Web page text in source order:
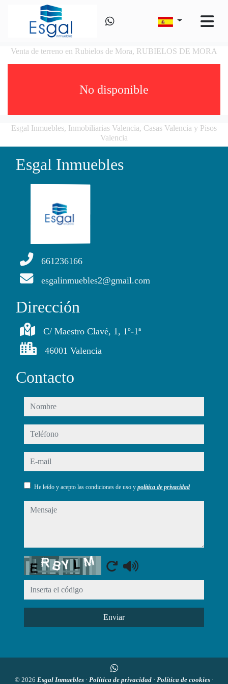
Venta de terreno en Rubielos de Mora, RUBIELOS DE MORA
No disponible
Esgal Inmuebles, Inmobiliarias Valencia, Casas Valencia y Pisos
Valencia
Esgal Inmuebles
661236166
esgalinmuebles2@gmail.com
Dirección
C/ Maestro Clavé, 1, 1º-1ª
46001 Valencia
Contacto
nombre
teléfono
e-mail
He leído y acepto las condiciones de uso y política de privacidad
mensaje
Captcha
Enviar
© 2026 Esgal Inmuebles · Política de privacidad · Política de cookies ·